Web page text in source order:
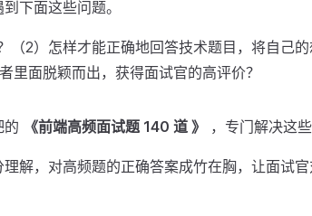
下面这些问题。
（2）怎样才能正确地回答技术题目，将自己
里面脱颖而出，获得面试官的高评价？
的 《前端高频面试题 140 道 》 ，专门解决这些
解，对高频题的正确答案成竹在胸，让面试